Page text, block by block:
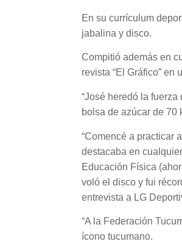
En su currículum
jabalina y disco.
Compitió además en
revista “El Gráfico”
“José heredó la
bolsa de azúcar de 70
“Comencé a practicar
destacaba en
Educación Física
voló el disco y fui
entrevista a LG
“A la Federación
ícono tucumano.